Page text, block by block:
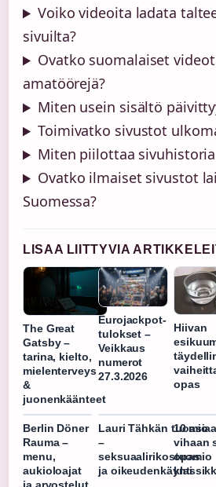
Voiko videoita ladata
sivuilta?
Ovatko suomalaiset
amatöörejä?
Miten usein sisältö
Toimivatko sivustot
Miten piilottaa
Ovatko ilmaiset sivustot
Suomessa?
LISAA LIITTYVIA
The Great
Gatsby –
tarina, kielto,
mielenterveys
&
juonenkäänteet
Eurojackpot-
tulokset –
Veikkaus
numerot
27.3.2026
Hiivan
opas
Berlin Döner
Rauma –
menu,
aukioloajat
Lauri Tähkän tuomio
–
seksuaalirikostuomio
ja oikeudenkäynti
10
vihaan
opas